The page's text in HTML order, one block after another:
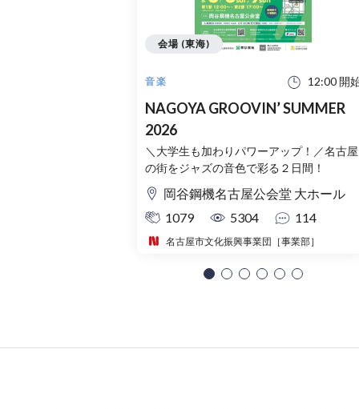
音楽 12:00 開
NAGOYA GROOVIN’ SUMMER
2026
＼大学生も加わりパワーアップ！／名古屋
の街をジャズの音色で彩る２日間！
岡谷鋼機名古屋公会堂 大ホール
1079
5304 114
名古屋市文化振興事業団［事業部］
会場 (東海)